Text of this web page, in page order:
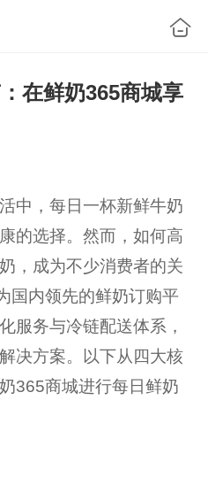
在鲜奶365商城享
，每日一杯新鲜牛奶
的选择。然而，如何高
，成为不少消费者的关
国内领先的鲜奶订购平
服务与冷链配送体系，
决方案。以下从四大核
365商城进行每日鲜奶